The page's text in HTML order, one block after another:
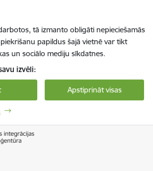
tā izmanto obligāti nepieciešamās
papildus šajā vietnē var tikt
un sociālo mediju sīkdatnes.
izvēli:
Apstiprināt visas